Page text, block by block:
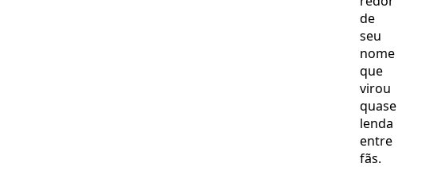
de
seu
nome
que
virou
quase
lenda
entre
fãs.